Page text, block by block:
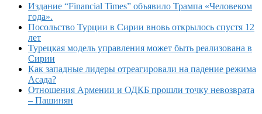
Издание “Financial Times” объявило Трампа «Человеком
года».
Посольство Турции в Сирии вновь открылось спустя 12
лет
Турецкая модель управления может быть реализована в
Сирии
Как западные лидеры отреагировали на падение режима
Асада?
Отношения Армении и ОДКБ прошли точку невозврата
– Пашинян